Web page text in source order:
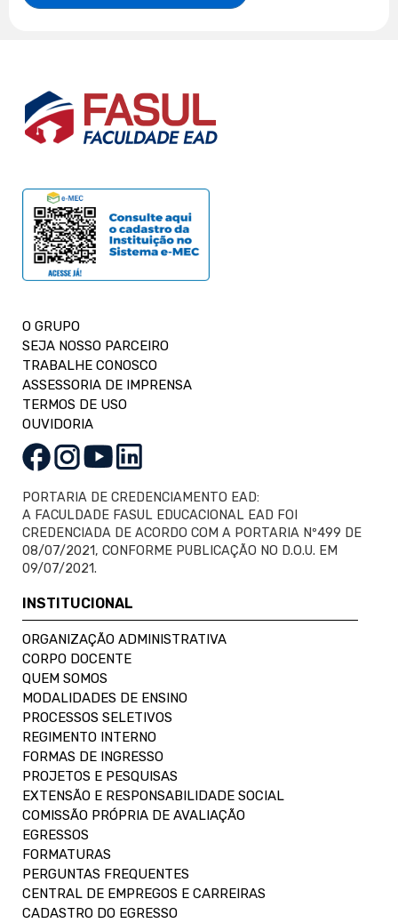
O GRUPO
SEJA NOSSO PARCEIRO
TRABALHE CONOSCO
ASSESSORIA DE IMPRENSA
TERMOS DE USO
OUVIDORIA
PORTARIA DE CREDENCIAMENTO EAD:
A FACULDADE FASUL EDUCACIONAL EAD FOI
CREDENCIADA DE ACORDO COM A PORTARIA Nº499 DE
08/07/2021, CONFORME PUBLICAÇÃO NO D.O.U. EM
09/07/2021.
INSTITUCIONAL
ORGANIZAÇÃO ADMINISTRATIVA
CORPO DOCENTE
QUEM SOMOS
MODALIDADES DE ENSINO
PROCESSOS SELETIVOS
REGIMENTO INTERNO
FORMAS DE INGRESSO
PROJETOS E PESQUISAS
EXTENSÃO E RESPONSABILIDADE SOCIAL
COMISSÃO PRÓPRIA DE AVALIAÇÃO
EGRESSOS
FORMATURAS
PERGUNTAS FREQUENTES
CENTRAL DE EMPREGOS E CARREIRAS
CADASTRO DO EGRESSO